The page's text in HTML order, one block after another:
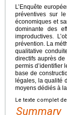
L’Enquête
préventives sur
économiques et
dominante des
improductives.
prévention. La
qualitative
directifs auprès
permis d’identifier
base de
légales, la qualité
moyens dédiés à
Le texte complet
Summary